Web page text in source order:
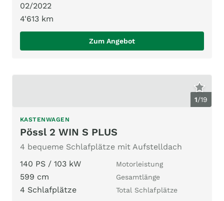
02/2022
4'613 km
Zum Angebot
1/19
KASTENWAGEN
Pössl 2 WIN S PLUS
4 bequeme Schlafplätze mit Aufstelldach
140 PS / 103 kW
Motorleistung
599 cm Gesamtlänge
4 Schlafplätze Total Schlafplätze